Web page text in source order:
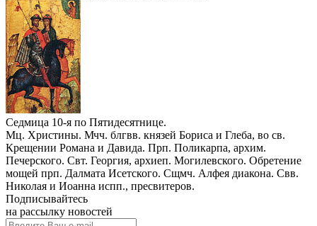
Седмица 10-я по Пятидесятнице.
Мц. Христины. Мчч. блгвв. князей Бориса и Глеба, во св.
Крещении Романа и Давида. Прп. Поликарпа, архим.
Печерского. Свт. Георгия, архиеп. Могилевского. Обретение
мощей прп. Далмата Исетского. Сщмч. Алфея диакона. Свв.
Николая и Иоанна испп., пресвитеров.
Подписывайтесь
на рассылку новостей